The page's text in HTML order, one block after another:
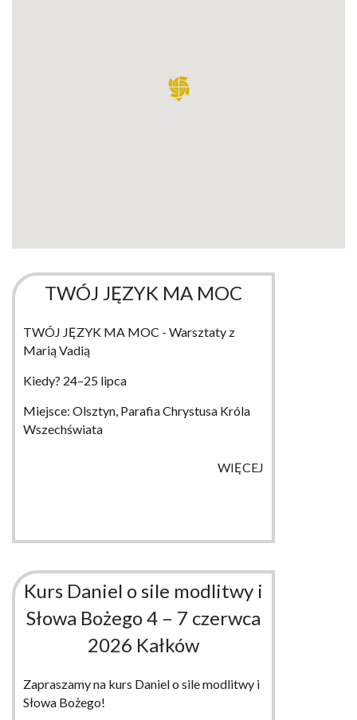
TWÓJ JĘZYK MA MOC
TWÓJ JĘZYK MA MOC - Warsztaty z
Marią Vadią
Kiedy? 24–25 lipca
Miejsce: Olsztyn, Parafia Chrystusa Króla
Wszechświata
WIĘCEJ
Kurs Daniel o sile modlitwy i
Słowa Bożego 4 – 7 czerwca
2026 Kałków
Zapraszamy na kurs Daniel o sile modlitwy i
Słowa Bożego!